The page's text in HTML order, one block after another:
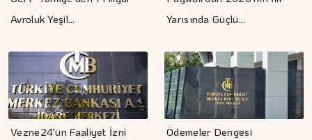
Avroluk Yeşil…
Yarısında Güçlü…
Vezne24'ün Faaliyet İzni
Ödemeler Dengesi